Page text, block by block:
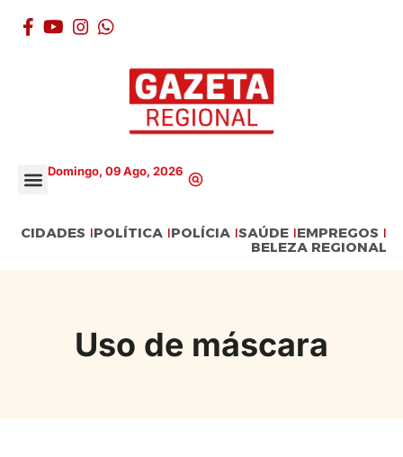
Domingo, 09 Ago, 2026
CIDADES POLÍTICA POLÍCIA SAÚDE EMPREGOS
BELEZA REGIONAL
Uso de máscara